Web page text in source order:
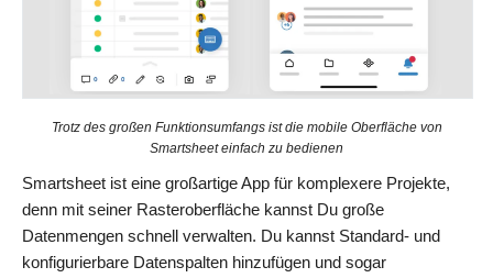
Trotz des großen Funktionsumfangs ist die mobile Oberfläche von
Smartsheet einfach zu bedienen
Smartsheet ist eine großartige App für komplexere Projekte,
denn mit seiner Rasteroberfläche kannst Du große
Datenmengen schnell verwalten. Du kannst Standard- und
konfigurierbare Datenspalten hinzufügen und sogar